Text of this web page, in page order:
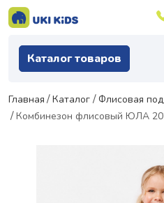
Каталог товаров
Главная Каталог
Флисовая
Комбинезон флисовый ЮЛА